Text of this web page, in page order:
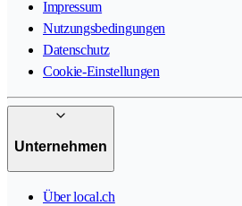
Impressum
Nutzungsbedingungen
Datenschutz
Cookie-Einstellungen
Unternehmen
Über local.ch